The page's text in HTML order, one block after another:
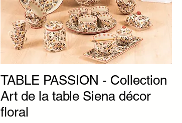
TABLE PASSION - Collection
Art de la table Siena décor
floral